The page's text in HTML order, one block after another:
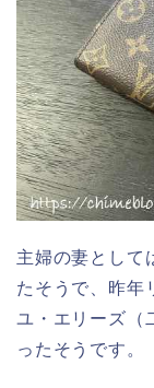
主婦の妻として
たそうで、昨年
ユ・エリーズ（
ったそうです。